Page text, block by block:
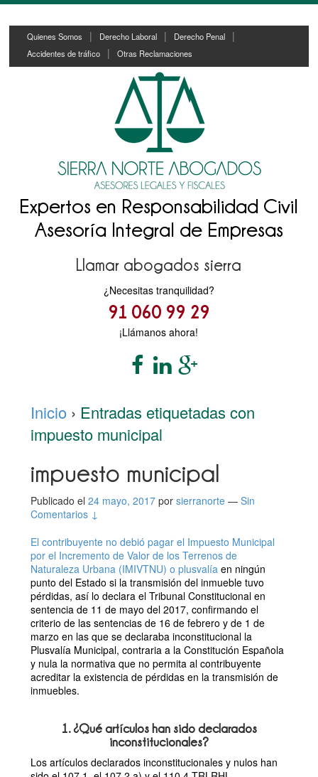
Skip
content
Skip
main
Quienes Somos Derecho Laboral
Derecho Penal
Accidentes de tráfico
Otras Reclamaciones
Expertos en Responsabilidad Civil
Asesoría Integral de Empresas
Llamar abogados sierra
¿Necesitas tranquilidad?
91 060 99 29
¡Llámanos ahora!
Inicio › Entradas etiquetadas con
impuesto municipal
impuesto municipal
Publicado el24 mayo, 2017 porsierranorte — Sin
Comentarios ↓
El contribuyente no debió pagar el Impuesto Municipal
por el Incremento de Valor de los Terrenos de
Naturaleza Urbana (IMIVTNU) o plusvalía en ningún
punto del Estado si la transmisión del inmueble tuvo
pérdidas, así lo declara el Tribunal Constitucional en
sentencia de 11 de mayo del 2017, confirmando el
criterio de las sentencias de 16 de febrero y de 1 de
marzo en las que se declaraba inconstitucional la
Plusvalía Municipal, contraria a la Constitución Española
y nula la normativa que no permita al contribuyente
acreditar la existencia de pérdidas en la transmisión de
inmuebles.
1. ¿Qué artículos han sido declarados
inconstitucionales?
Los artículos declarados inconstitucionales y nulos han